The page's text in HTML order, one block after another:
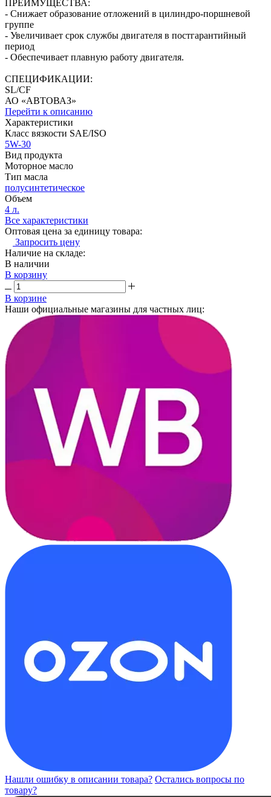
ПРЕИМУЩЕСТВА:
- Снижает образование отложений в цилиндро-поршневой
группе
- Увеличивает срок службы двигателя в постгарантийный
период
- Обеспечивает плавную работу двигателя.
СПЕЦИФИКАЦИИ:
SL/CF
АО «АВТОВАЗ»
Перейти к описанию
Характеристики
Класс вязкости SAE/ISO
5W-30
Вид продукта
Моторное масло
Тип масла
полусинтетическое
Объем
4 л.
Все характеристики
Оптовая цена за единицу товара:
Запросить цену
Наличие на складе:
В наличии
В корзину
В корзине
Наши официальные магазины для частных лиц:
Нашли ошибку в описании товара? Остались вопросы по
товару?